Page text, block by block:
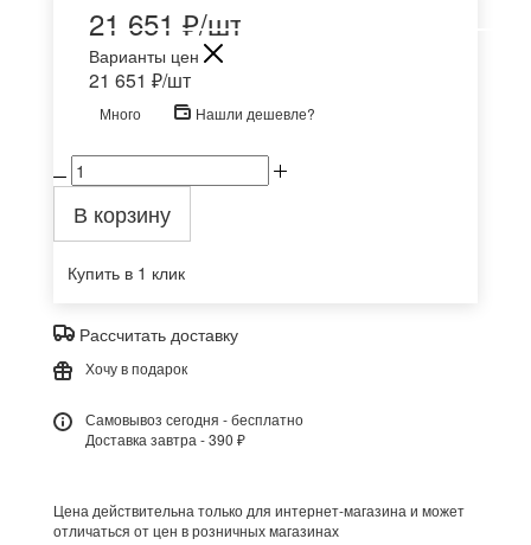
21 651 ₽/шт
Варианты цен
21 651 ₽/шт
Много Нашли дешевле?
В корзину
Купить в 1 клик
Рассчитать доставку
Хочу в подарок
Самовывоз сегодня - бесплатно
Доставка завтра - 390 ₽
Цена действительна только для интернет-магазина и может
отличаться от цен в розничных магазинах